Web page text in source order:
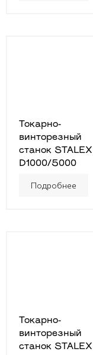
Токарно-
винторезный
станок STALEX
D1000/5000
Подробнее
Токарно-
винторезный
станок STALEX